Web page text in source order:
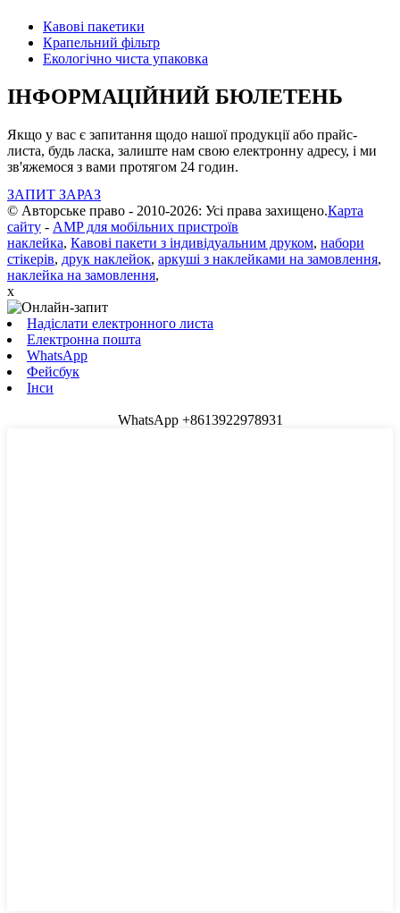
Кавові пакетики
Крапельний фільтр
Екологічно чиста упаковка
ІНФОРМАЦІЙНИЙ БЮЛЕТЕНЬ
Якщо у вас є запитання щодо нашої продукції або прайс-
листа, будь ласка, залиште нам свою електронну адресу, і ми
зв'яжемося з вами протягом 24 годин.
ЗАПИТ ЗАРАЗ
© Авторське право - 2010-2026: Усі права захищено.Карта
сайту - AMP для мобільних пристроїв
наклейка, Кавові пакети з індивідуальним друком, набори
стікерів, друк наклейок, аркуші з наклейками на замовлення,
наклейка на замовлення,
x
Надіслати електронного листа
Електронна пошта
WhatsApp
Фейсбук
Інси
WhatsApp +8613922978931